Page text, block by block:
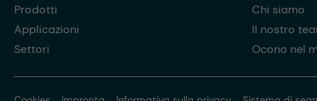
Prodotti
Applicazioni
Settori
Chi siamo
Il nostro
Ocono nel